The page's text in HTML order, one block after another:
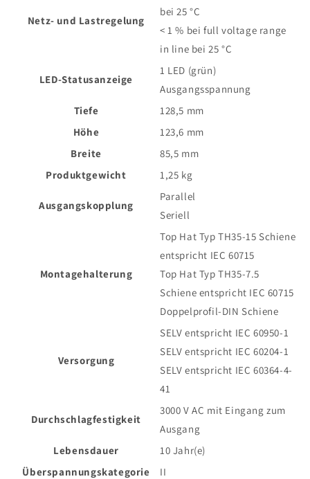
Netz- und Lastregelung
bei 25 °C
< 1 % bei full voltage range
in line bei 25 °C
LED-Statusanzeige
1 LED (grün)
Ausgangsspannung
Tiefe
128,5 mm
Höhe
123,6 mm
Breite
85,5 mm
Produktgewicht
1,25 kg
Ausgangskopplung
Parallel
Seriell
Montagehalterung
Top Hat Typ TH35-15 Schiene
entspricht IEC 60715
Top Hat Typ TH35-7.5
Schiene entspricht IEC 60715
Doppelprofil-DIN Schiene
Versorgung
SELV entspricht IEC 60950-1
SELV entspricht IEC 60204-1
SELV entspricht IEC 60364-4-
41
Durchschlagfestigkeit
3000 V AC mit Eingang zum
Ausgang
Lebensdauer
10 Jahr(e)
Überspannungskategorie
II